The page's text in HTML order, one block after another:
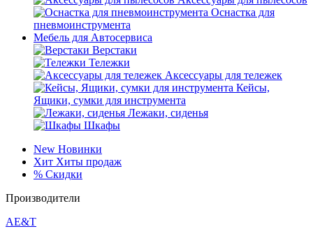
Оснастка для
пневмоинструмента
Мебель для Автосервиса
Верстаки
Тележки
Аксессуары для тележек
Кейсы,
Ящики, сумки для инструмента
Лежаки, сиденья
Шкафы
New Новинки
Хит Хиты продаж
% Скидки
Производители
AE&T